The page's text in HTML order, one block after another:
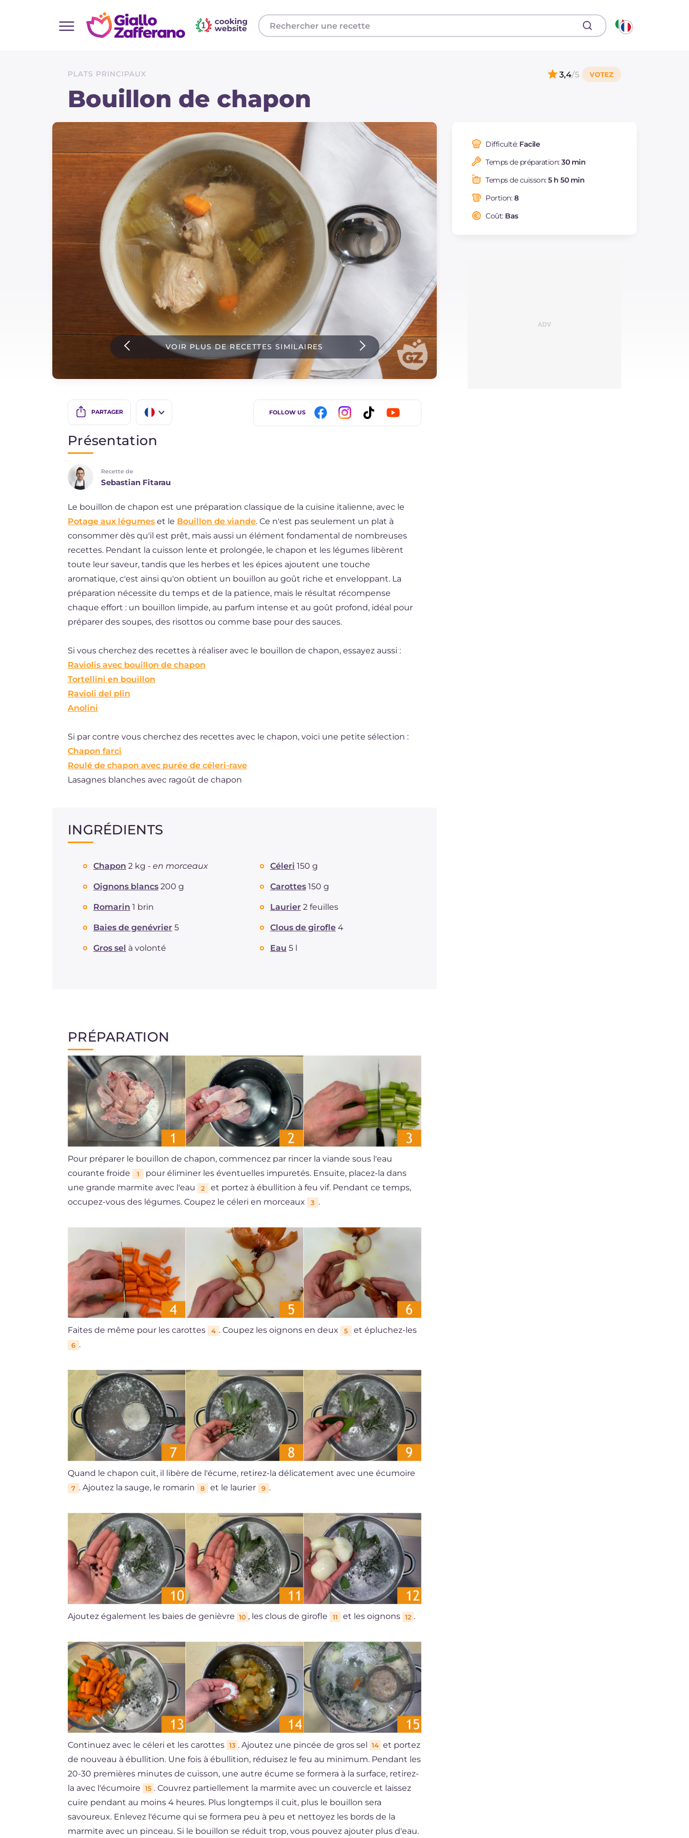
Toutes les recettes
Plats principaux
Boissons et rafraîchissements
Accompagnement
Pizzas et focaccia
Gateaux et patisserie
Instagram
PLATS PRINCIPAUX
Bouillon de chapon
3,4/5
VOIR PLUS DE RECETTES SIMILAIRES
PARTAGER
BR
FOLLOW US
Difficulté: Facile
Temps de préparation:30 min
Temps de cuisson:5 h 50 min
Portion:8
Coût: Bas
Présentation
Recette de
Sebastian Fitarau
Le bouillon de chapon est une préparation classique de la cuisine italienne, avec le
Potage aux légumes et le Bouillon de viande. Ce n'est pas seulement un plat à
consommer dès qu'il est prêt, mais aussi un élément fondamental de nombreuses
recettes. Pendant la cuisson lente et prolongée, le chapon et les légumes libèrent
toute leur saveur, tandis que les herbes et les épices ajoutent une touche
aromatique, c'est ainsi qu'on obtient un bouillon au goût riche et enveloppant. La
préparation nécessite du temps et de la patience, mais le résultat récompense
chaque effort : un bouillon limpide, au parfum intense et au goût profond, idéal pour
préparer des soupes, des risottos ou comme base pour des sauces.
Si vous cherchez des recettes à réaliser avec le bouillon de chapon, essayez aussi :
Raviolis avec bouillon de chapon
Tortellini en bouillon
Ravioli del plin
Anolini
Si par contre vous cherchez des recettes avec le chapon, voici une petite sélection :
Chapon farci
Roulé de chapon avec purée de céleri-rave
Lasagnes blanches avec ragoût de chapon
INGRÉDIENTS
Chapon 2 kg - en morceaux Céleri 150 g
Oignons blancs 200 g Carottes 150 g
Romarin 1 brin Laurier 2 feuilles
Baies de genévrier 5 Clous de girofle 4
Gros sel à volonté Eau 5 l
PRÉPARATION
Pour préparer le bouillon de chapon, commencez par rincer la viande sous l'eau
courante froide
1
pour éliminer les éventuelles impuretés. Ensuite, placez-la dans
une grande marmite avec l'eau
2
et portez à ébullition à feu vif. Pendant ce temps,
occupez-vous des légumes. Coupez le céleri en morceaux
3 .
Faites de même pour les carottes 4 . Coupez les oignons en deux 5 et épluchez-les
6 .
Quand le chapon cuit, il libère de l'écume, retirez-la délicatement avec une écumoire
7 . Ajoutez la sauge, le romarin 8 et le laurier 9 .
Ajoutez également les baies de genièvre 10 , les clous de girofle 11 et les oignons 12 .
Continuez avec le céleri et les carottes 13 . Ajoutez une pincée de gros sel 14 et portez
de nouveau à ébullition. Une fois à ébullition, réduisez le feu au minimum. Pendant les
20-30 premières minutes de cuisson, une autre écume se formera à la surface, retirez-
la avec l'écumoire
15 . Couvrez partiellement la marmite avec un couvercle et laissez
cuire pendant au moins 4 heures. Plus longtemps il cuit, plus le bouillon sera
savoureux. Enlevez l'écume qui se formera peu à peu et nettoyez les bords de la
marmite avec un pinceau. Si le bouillon se réduit trop, vous pouvez ajouter plus d'eau.